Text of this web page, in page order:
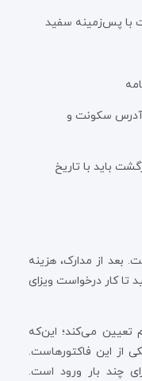
با پس‌زمینه سفید
آدرس سکونت و
باید با تاریخ
بعد از مدارک،‌ هزینه
پرداخت می‌کنید تا کار درخواست ویزای
تعیین می‌کند؛ این‌که
از این فاکتورهاست.
چند بار ورود است.